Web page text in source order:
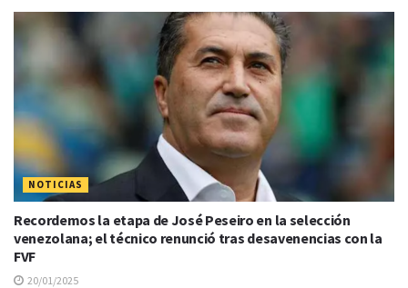
NOTICIAS
Recordemos la etapa de José Peseiro en la selección
venezolana; el técnico renunció tras desavenencias con la
FVF
20/01/2025